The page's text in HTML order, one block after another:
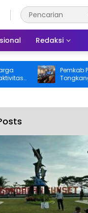
Redaksi
Pemkab
Tongkang dan
Segera